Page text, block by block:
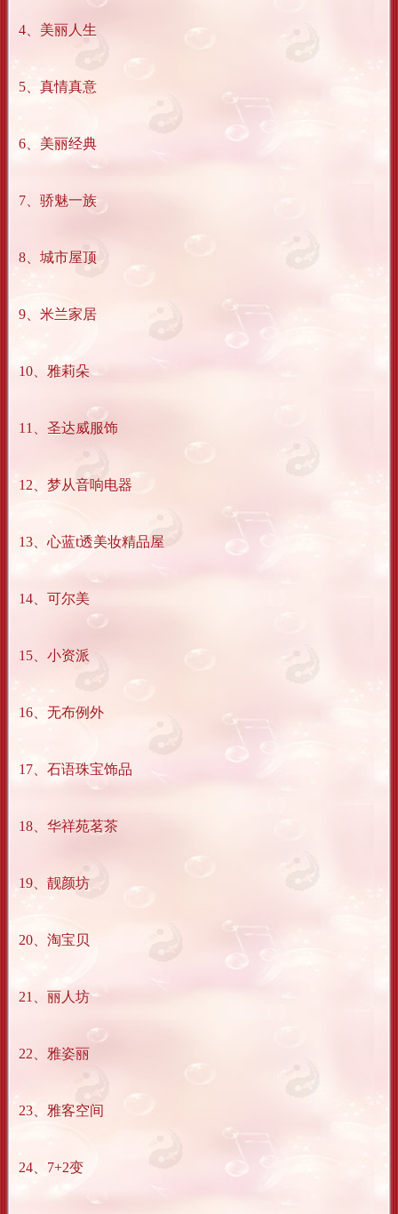
4、美丽人生
5、真情真意
6、美丽经典
7、骄魅一族
8、城市屋顶
9、米兰家居
10、雅莉朵
11、圣达威服饰
12、梦从音响电器
13、心蓝t透美妆精品屋
14、可尔美
15、小资派
16、无布例外
17、石语珠宝饰品
18、华祥苑茗茶
19、靓颜坊
20、淘宝贝
21、丽人坊
22、雅姿丽
23、雅客空间
24、7+2变